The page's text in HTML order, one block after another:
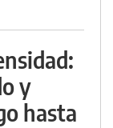
y
hasta